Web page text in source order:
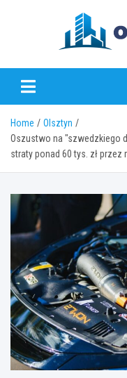
Home
Olsztyn
Oszustwo na "szwedzkiego
straty ponad 60 tys. zł przez